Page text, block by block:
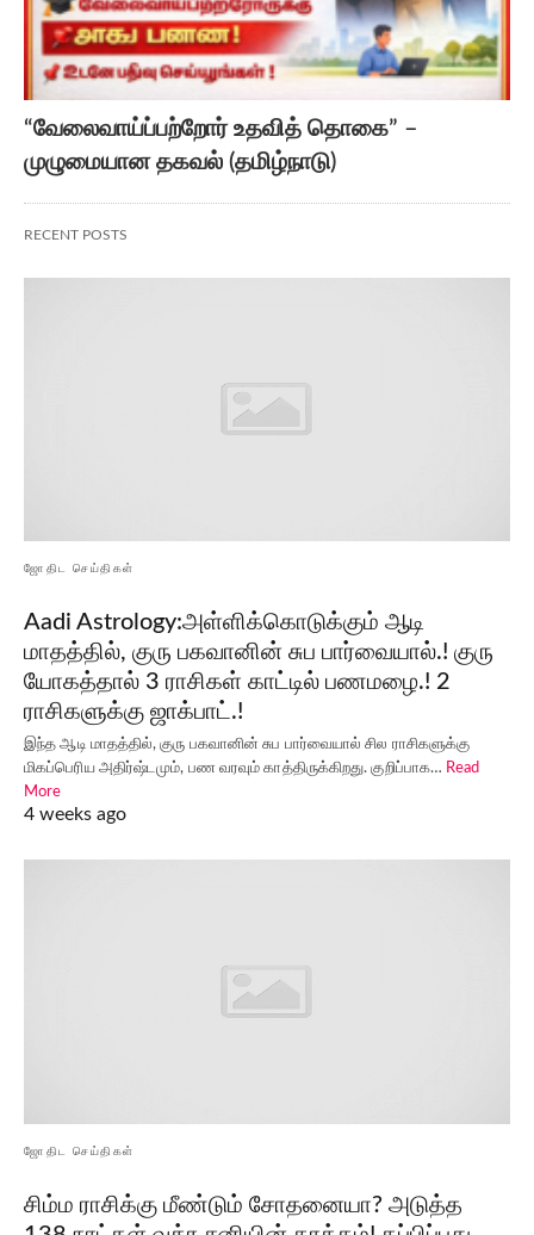
“வேலைவாய்ப்பற்றோர் உதவித் தொகை” –
முழுமையான தகவல் (தமிழ்நாடு)
RECENT POSTS
ஜோதிட செய்திகள்
Aadi Astrology:அள்ளிக்கொடுக்கும் ஆடி
மாதத்தில், குரு பகவானின் சுப பார்வையால்.! குரு
யோகத்தால் 3 ராசிகள் காட்டில் பணமழை.! 2
ராசிகளுக்கு ஜாக்பாட்.!
இந்த ஆடி மாதத்தில், குரு பகவானின் சுப பார்வையால் சில ராசிகளுக்கு
மிகப்பெரிய அதிர்ஷ்டமும், பண வரவும் காத்திருக்கிறது. குறிப்பாக… Read
More
4 weeks ago
ஜோதிட செய்திகள்
சிம்ம ராசிக்கு மீண்டும் சோதனையா? அடுத்த